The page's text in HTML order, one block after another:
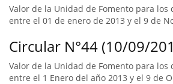
Valor de la Unidad de Fomento para los
entre el 01 de enero de 2013 y el 9 de
Circular N°44 (10/09/
Valor de la Unidad de Fomento para los
entre el 1 Enero del año 2013 y el 9 de